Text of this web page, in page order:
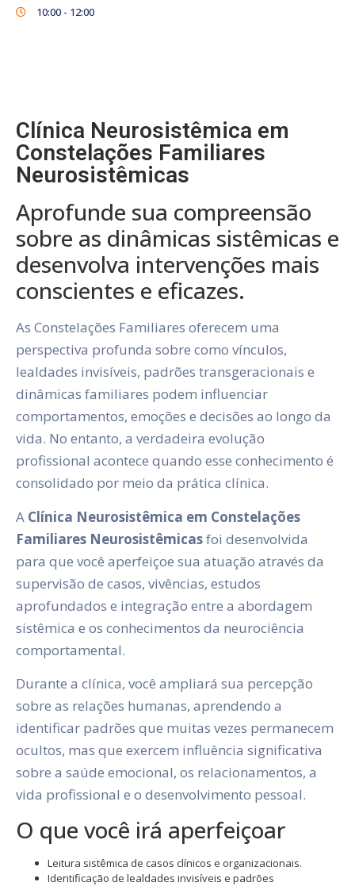
10:00 - 12:00
Clínica Neurosistêmica em
Constelações Familiares
Neurosistêmicas
Aprofunde sua compreensão
sobre as dinâmicas sistêmicas e
desenvolva intervenções mais
conscientes e eficazes.
As Constelações Familiares oferecem uma
perspectiva profunda sobre como vínculos,
lealdades invisíveis, padrões transgeracionais e
dinâmicas familiares podem influenciar
comportamentos, emoções e decisões ao longo da
vida. No entanto, a verdadeira evolução
profissional acontece quando esse conhecimento é
consolidado por meio da prática clínica.
A Clínica Neurosistêmica em Constelações
Familiares Neurosistêmicasfoi desenvolvida
para que você aperfeiçoe sua atuação através da
supervisão de casos, vivências, estudos
aprofundados e integração entre a abordagem
sistêmica e os conhecimentos da neurociência
comportamental.
Durante a clínica, você ampliará sua percepção
sobre as relações humanas, aprendendo a
identificar padrões que muitas vezes permanecem
ocultos, mas que exercem influência significativa
sobre a saúde emocional, os relacionamentos, a
vida profissional e o desenvolvimento pessoal.
O que você irá aperfeiçoar
Leitura sistêmica de casos clínicos e organizacionais.
Identificação de lealdades invisíveis e padrões